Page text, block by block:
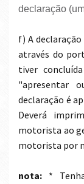
declaração
f) A
através do
tiver
"apresentar
declaração é
Deverá
motorista ao
motorista por
nota: *